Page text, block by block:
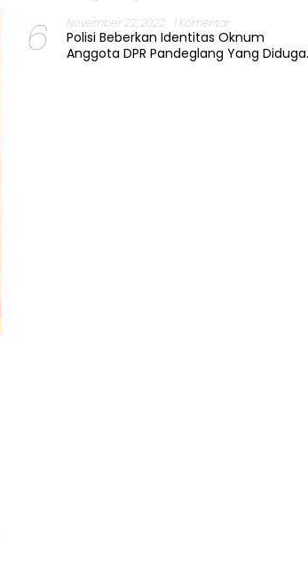
6 November 22, 2022 1 Komentar
Polisi Beberkan Identitas Oknum
Anggota DPR Pandeglang Yang Diduga